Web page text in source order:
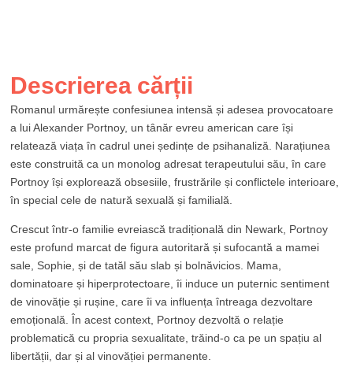
Descrierea cărții
Romanul urmărește confesiunea intensă și adesea provocatoare
a lui Alexander Portnoy, un tânăr evreu american care își
relatează viața în cadrul unei ședințe de psihanaliză. Narațiunea
este construită ca un monolog adresat terapeutului său, în care
Portnoy își explorează obsesiile, frustrările și conflictele interioare,
în special cele de natură sexuală și familială.
Crescut într-o familie evreiască tradițională din Newark, Portnoy
este profund marcat de figura autoritară și sufocantă a mamei
sale, Sophie, și de tatăl său slab și bolnăvicios. Mama,
dominatoare și hiperprotectoare, îi induce un puternic sentiment
de vinovăție și rușine, care îi va influența întreaga dezvoltare
emoțională. În acest context, Portnoy dezvoltă o relație
problematică cu propria sexualitate, trăind-o ca pe un spațiu al
libertății, dar și al vinovăției permanente.